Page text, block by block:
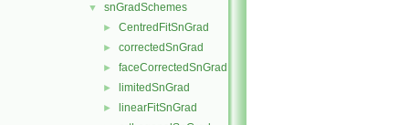
▼ snGradSchemes
► CentredFitSnGrad
► correctedSnGrad
► faceCorrectedSnGrad
► limitedSnGrad
► linearFitSnGrad